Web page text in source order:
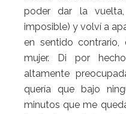
poder dar la
imposible) y volví a
en sentido
mujer. Di por
altamente
quería que bajo
minutos que me